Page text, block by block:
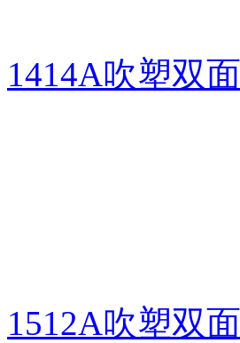
1414A吹塑双
1512A吹塑双